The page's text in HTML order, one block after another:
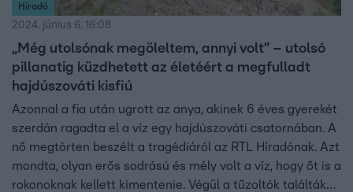
Híradó
2024. június 6. 16:08
„Még utolsónak megöleltem, annyi volt” – utolsó
pillanatig küzdhetett az életéért a megfulladt
hajdúszováti kisfiú
Azonnal a fia után ugrott az anya, akinek 6 éves gyerekét
szerdán ragadta el a víz egy hajdúszováti csatornában. A
nő megtörten beszélt a tragédiáról az RTL Híradónak. Azt
mondta, olyan erős sodrású és mély volt a víz, hogy őt is a
rokonoknak kellett kimentenie. Végül a tűzoltók találták